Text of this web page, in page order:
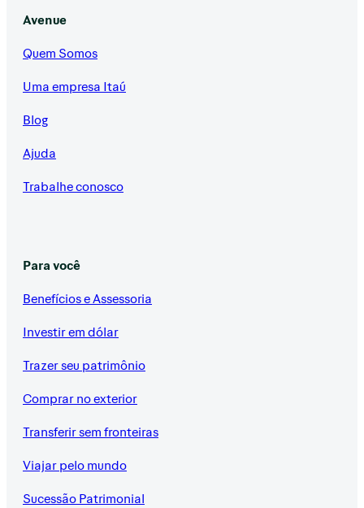
Avenue
Quem Somos
Uma empresa Itaú
Blog
Ajuda
Trabalhe conosco
Para você
Benefícios e Assessoria
Investir em dólar
Trazer seu patrimônio
Comprar no exterior
Transferir sem fronteiras
Viajar pelo mundo
Sucessão Patrimonial